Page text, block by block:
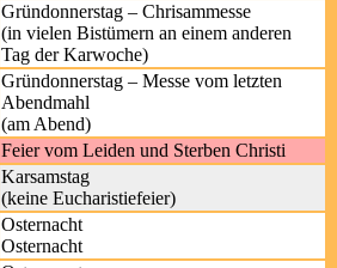
Gründonnerstag – Chrisammesse
(in vielen Bistümern an einem anderen
Tag der Karwoche)
Gründonnerstag – Messe vom letzten
Abendmahl
(am Abend)
Feier vom Leiden und Sterben Christi
Karsamstag
(keine Eucharistiefeier)
Osternacht
Osternacht